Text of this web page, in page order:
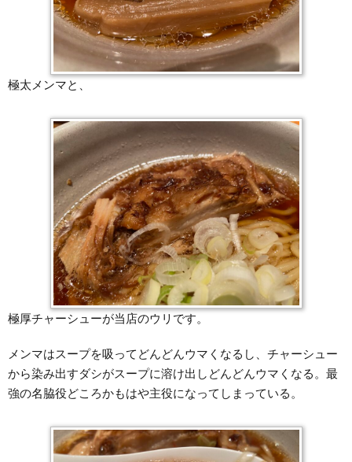
極太メンマと、
極厚チャーシューが当店のウリです。
メンマはスープを吸ってどんどんウマくなるし、チャーシュー
から染み出すダシがスープに溶け出しどんどんウマくなる。最
強の名脇役どころかもはや主役になってしまっている。